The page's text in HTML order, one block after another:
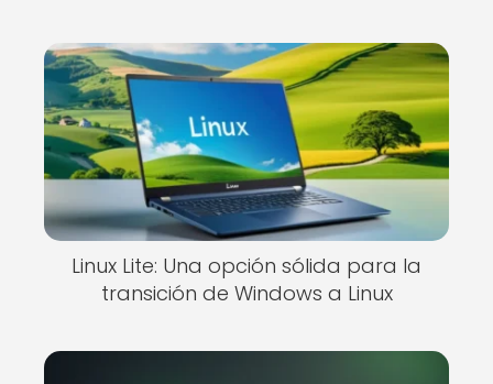
Linux Lite: Una opción sólida para la
transición de Windows a Linux